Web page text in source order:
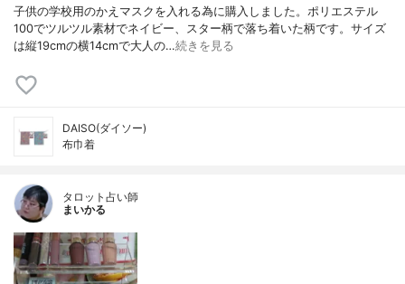
子供の学校用のかえマスクを入れる為に購入しました。ポリエステル
100でツルツル素材でネイビー、スター柄で落ち着いた柄です。サイズ
は縦19cmの横14cmで大人の…続きを見る
DAISO(ダイソー)
布巾着
タロット占い師
まいかる